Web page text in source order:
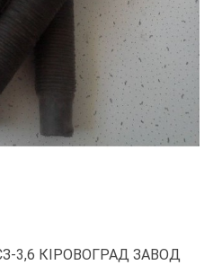
3,6 КІРОВОГРАД ЗАВОД